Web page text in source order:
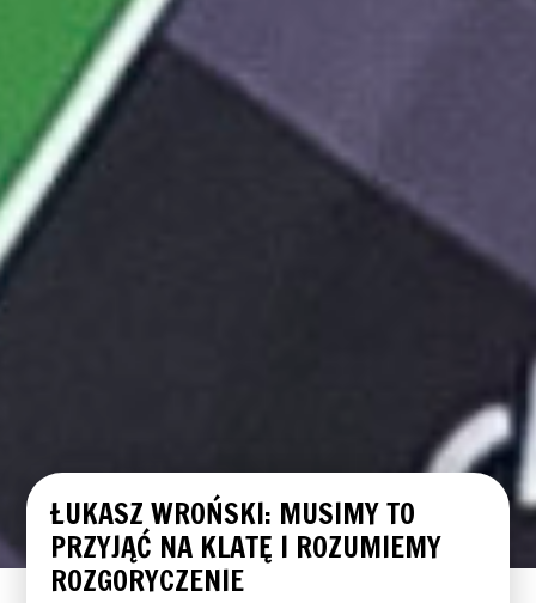
ŁUKASZ WROŃSKI: MUSIMY TO
PRZYJĄĆ NA KLATĘ I ROZUMIEMY
ROZGORYCZENIE